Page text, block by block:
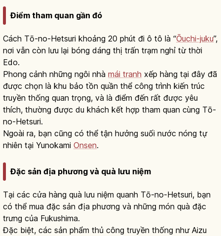
Điểm tham quan gần đó
Cách Tō-no-Hetsuri khoảng 20 phút đi ô tô là “Ōuchi-juku”,
nơi vẫn còn lưu lại bóng dáng thị trấn trạm nghỉ từ thời
Edo.
Phong cảnh những ngôi nhà mái tranh xếp hàng tại đây đã
được chọn là khu bảo tồn quần thể công trình kiến trúc
truyền thống quan trọng, và là điểm đến rất được yêu
thích, thường được du khách kết hợp tham quan cùng Tō-
no-Hetsuri.
Ngoài ra, bạn cũng có thể tận hưởng suối nước nóng tự
nhiên tại Yunokami Onsen.
Đặc sản địa phương và quà lưu niệm
Tại các cửa hàng quà lưu niệm quanh Tō-no-Hetsuri, bạn
có thể mua đặc sản địa phương và những món quà đặc
trưng của Fukushima.
Đặc biệt, các sản phẩm thủ công truyền thống như Aizu